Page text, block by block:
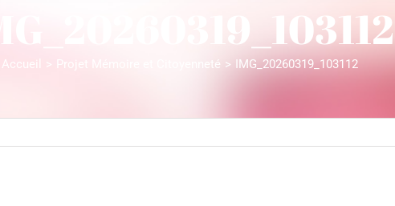
Accueil Projet Mémoire et Citoyenneté IMG_20260319_103112